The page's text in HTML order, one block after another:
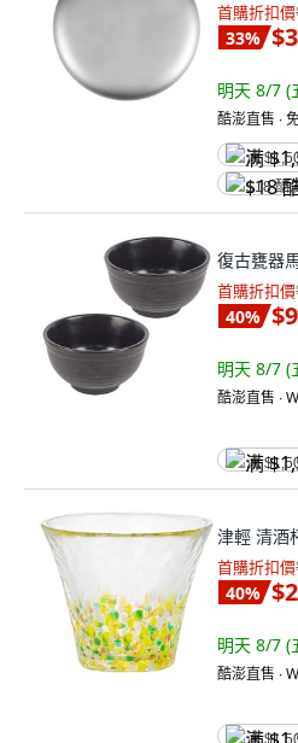
首購折扣價
33%
明天 8/7 (
酷澎直售 ∙
满
$18 酷
復古甕器
首購折扣價
40%
明天 8/7 (
酷澎直售 ∙
满
津輕 清酒
首購折扣價
40%
明天 8/7 (
酷澎直售 ∙
满